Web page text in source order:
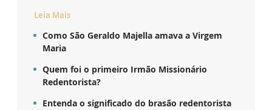
Leia Mais
Como São Geraldo Majella amava a Virgem
Maria
Quem foi o primeiro Irmão Missionário
Redentorista?
Entenda o significado do brasão redentorista